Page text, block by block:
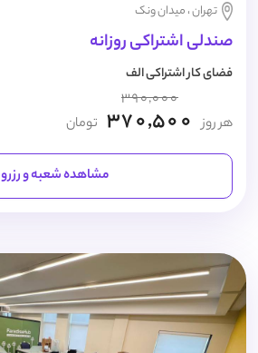
تهران ، میدان ونک
صندلی اشتراکی روزانه
فضای کار اشتراکی الف
هر روز
390,000
370,500 تومان
مشاهده شعبه و رزرو